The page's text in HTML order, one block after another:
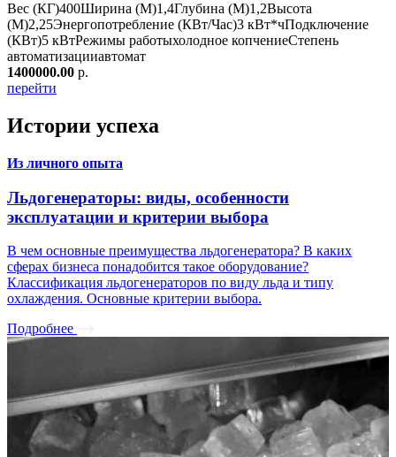
Вес (КГ)400Ширина (М)1,4Глубина (М)1,2Высота
(М)2,25Энергопотребление (КВт/Час)3 кВт*чПодключение
(КВт)5 кВтРежимы работыхолодное копчениеСтепень
автоматизацииавтомат
1400000.00 р.
перейти
Истории успеха
Из личного опыта
Льдогенераторы: виды, особенности
эксплуатации и критерии выбора
В чем основные преимущества льдогенератора? В каких
сферах бизнеса понадобится такое оборудование?
Классификация льдогенераторов по виду льда и типу
охлаждения. Основные критерии выбора.
Подробнее